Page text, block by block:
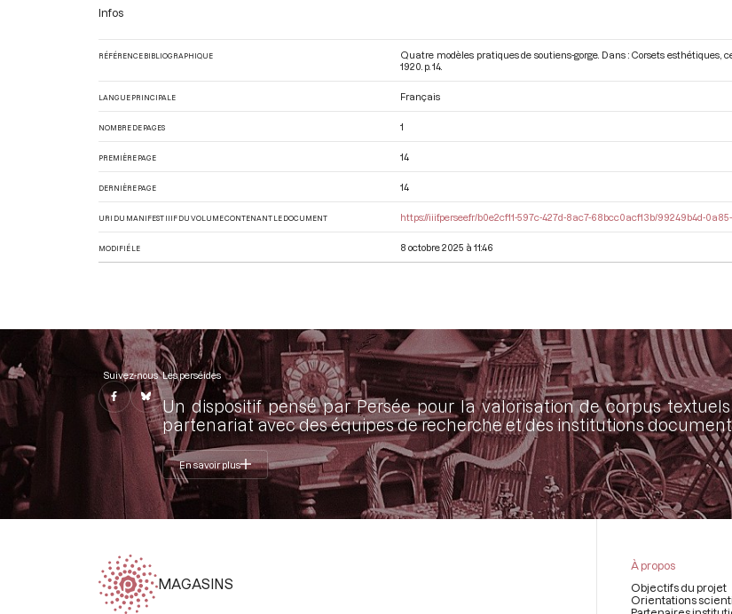
Infos
RÉFÉRENCE BIBLIOGRAPHIQUE Quatre modèles pratiques de soutiens-gorge. Dans : Corsets
1920. p. 14.
LANGUE PRINCIPALE Français
NOMBRE DE PAGES 1
PREMIÈRE PAGE 14
DERNIÈRE PAGE 14
URI DU MANIFEST IIIF DU VOLUME CONTENANT LE DOCUMENT https://iiif.persee.fr/b0e2cf11-597c-427d-8ac7-68bcc0acf13b/99249b4d-
MODIFIÉ LE 8 octobre 2025 à 11:46
Suivez-nous Les perséides
Un dispositif pensé par Persée pour la valorisation de corpus
partenariat avec des équipes de recherche et des institutions
En savoir plus
MAGASINS
À propos
Objectifs du projet
Orientations